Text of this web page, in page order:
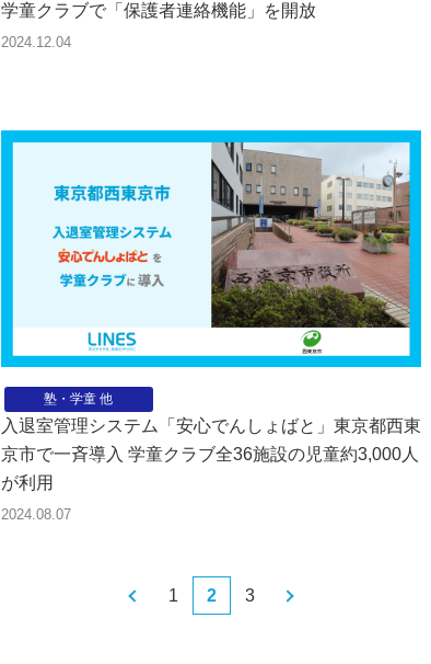
学童クラブで「保護者連絡機能」を開放
2024.12.04
塾・学童 他
入退室管理システム「安心でんしょばと」東京都西東
京市で一斉導入 学童クラブ全36施設の児童約3,000人
が利用
2024.08.07
1 2 3